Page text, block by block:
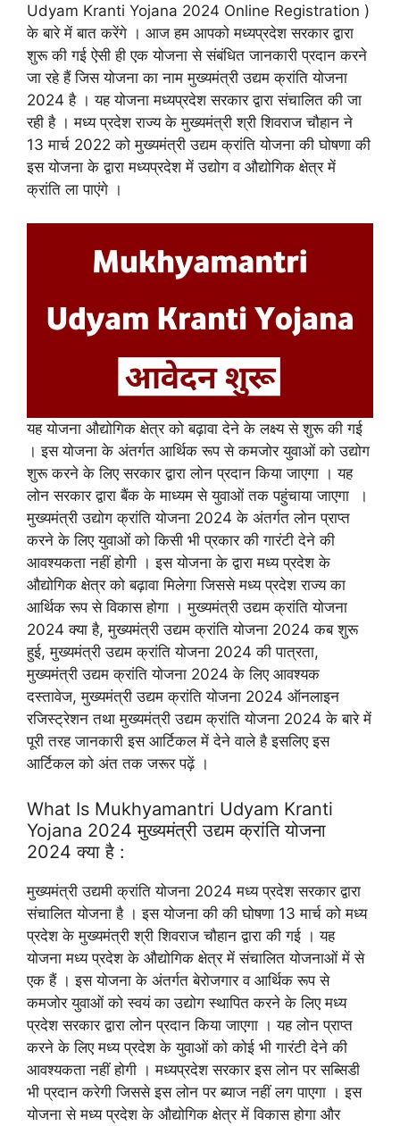
Udyam Kranti Yojana 2024 Online Registration )
के बारे में बात करेंगे । आज हम आपको मध्यप्रदेश सरकार द्वारा
शुरू की गई ऐसी ही एक योजना से संबंधित जानकारी प्रदान करने
जा रहे हैं जिस योजना का नाम मुख्यमंत्री उद्यम क्रांति योजना
2024 है । यह योजना मध्यप्रदेश सरकार द्वारा संचालित की जा
रही है । मध्य प्रदेश राज्य के मुख्यमंत्री श्री शिवराज चौहान ने
13 मार्च 2022 को मुख्यमंत्री उद्यम क्रांति योजना की घोषणा की
इस योजना के द्वारा मध्यप्रदेश में उद्योग व औद्योगिक क्षेत्र में
क्रांति ला पाएंगे ।
यह योजना औद्योगिक क्षेत्र को बढ़ावा देने के लक्ष्य से शुरू की गई
। इस योजना के अंतर्गत आर्थिक रूप से कमजोर युवाओं को उद्योग
शुरू करने के लिए सरकार द्वारा लोन प्रदान किया जाएगा । यह
लोन सरकार द्वारा बैंक के माध्यम से युवाओं तक पहुंचाया जाएगा ।
मुख्यमंत्री उद्योग क्रांति योजना 2024 के अंतर्गत लोन प्राप्त
करने के लिए युवाओं को किसी भी प्रकार की गारंटी देने की
आवश्यकता नहीं होगी । इस योजना के द्वारा मध्य प्रदेश के
औद्योगिक क्षेत्र को बढ़ावा मिलेगा जिससे मध्य प्रदेश राज्य का
आर्थिक रूप से विकास होगा । मुख्यमंत्री उद्यम क्रांति योजना
2024 क्या है, मुख्यमंत्री उद्यम क्रांति योजना 2024 कब शुरू
हुई, मुख्यमंत्री उद्यम क्रांति योजना 2024 की पात्रता,
मुख्यमंत्री उद्यम क्रांति योजना 2024 के लिए आवश्यक
दस्तावेज, मुख्यमंत्री उद्यम क्रांति योजना 2024 ऑनलाइन
रजिस्ट्रेशन तथा मुख्यमंत्री उद्यम क्रांति योजना 2024 के बारे में
पूरी तरह जानकारी इस आर्टिकल में देने वाले है इसलिए इस
आर्टिकल को अंत तक जरूर पढ़ें ।
What Is Mukhyamantri Udyam Kranti
Yojana 2024 मुख्यमंत्री उद्यम क्रांति योजना
2024 क्या है :
मुख्यमंत्री उद्यमी क्रांति योजना 2024 मध्य प्रदेश सरकार द्वारा
संचालित योजना है । इस योजना की की घोषणा 13 मार्च को मध्य
प्रदेश के मुख्यमंत्री श्री शिवराज चौहान द्वारा की गई । यह
योजना मध्य प्रदेश के औद्योगिक क्षेत्र में संचालित योजनाओं में से
एक हैं । इस योजना के अंतर्गत बेरोजगार व आर्थिक रूप से
कमजोर युवाओं को स्वयं का उद्योग स्थापित करने के लिए मध्य
प्रदेश सरकार द्वारा लोन प्रदान किया जाएगा । यह लोन प्राप्त
करने के लिए मध्य प्रदेश के युवाओं को कोई भी गारंटी देने की
आवश्यकता नहीं होगी । मध्यप्रदेश सरकार इस लोन पर सब्सिडी
भी प्रदान करेगी जिससे इस लोन पर ब्याज नहीं लग पाएगा । इस
योजना से मध्य प्रदेश के औद्योगिक क्षेत्र में विकास होगा और